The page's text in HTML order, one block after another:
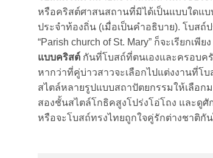
หรือคริสต์ศาสนสถานที่มิได้เป็นแบบใดแ
ประจำท้องถิ่น (เมื่อเป็นคำอธิบาย). โบส
“Parish church of St. Mary” ก็จะเรียก
แบบคริสต์ กันที่โบสถ์ที่ตนเองและครอบค
หากว่าที่คู่บ่าวสาวจะเลือกไปแต่งงานที่โ
สไตล์หลายรูปแบบสถาปัตยกรรมให้เลือก
สองชั้นสไตล์โกธิคสูงโปร่งโอ่โถง และดู
หรือจะโบสถ์ทรงไทยถูกใจคู่รักต่างชาติกั